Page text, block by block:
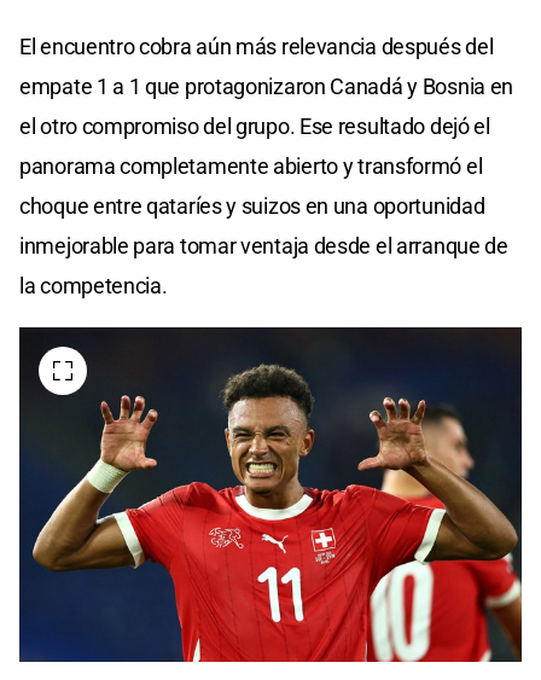
El encuentro cobra aún más relevancia después del
empate 1 a 1 que protagonizaron Canadá y Bosnia en
el otro compromiso del grupo. Ese resultado dejó el
panorama completamente abierto y transformó el
choque entre qataríes y suizos en una oportunidad
inmejorable para tomar ventaja desde el arranque de
la competencia.